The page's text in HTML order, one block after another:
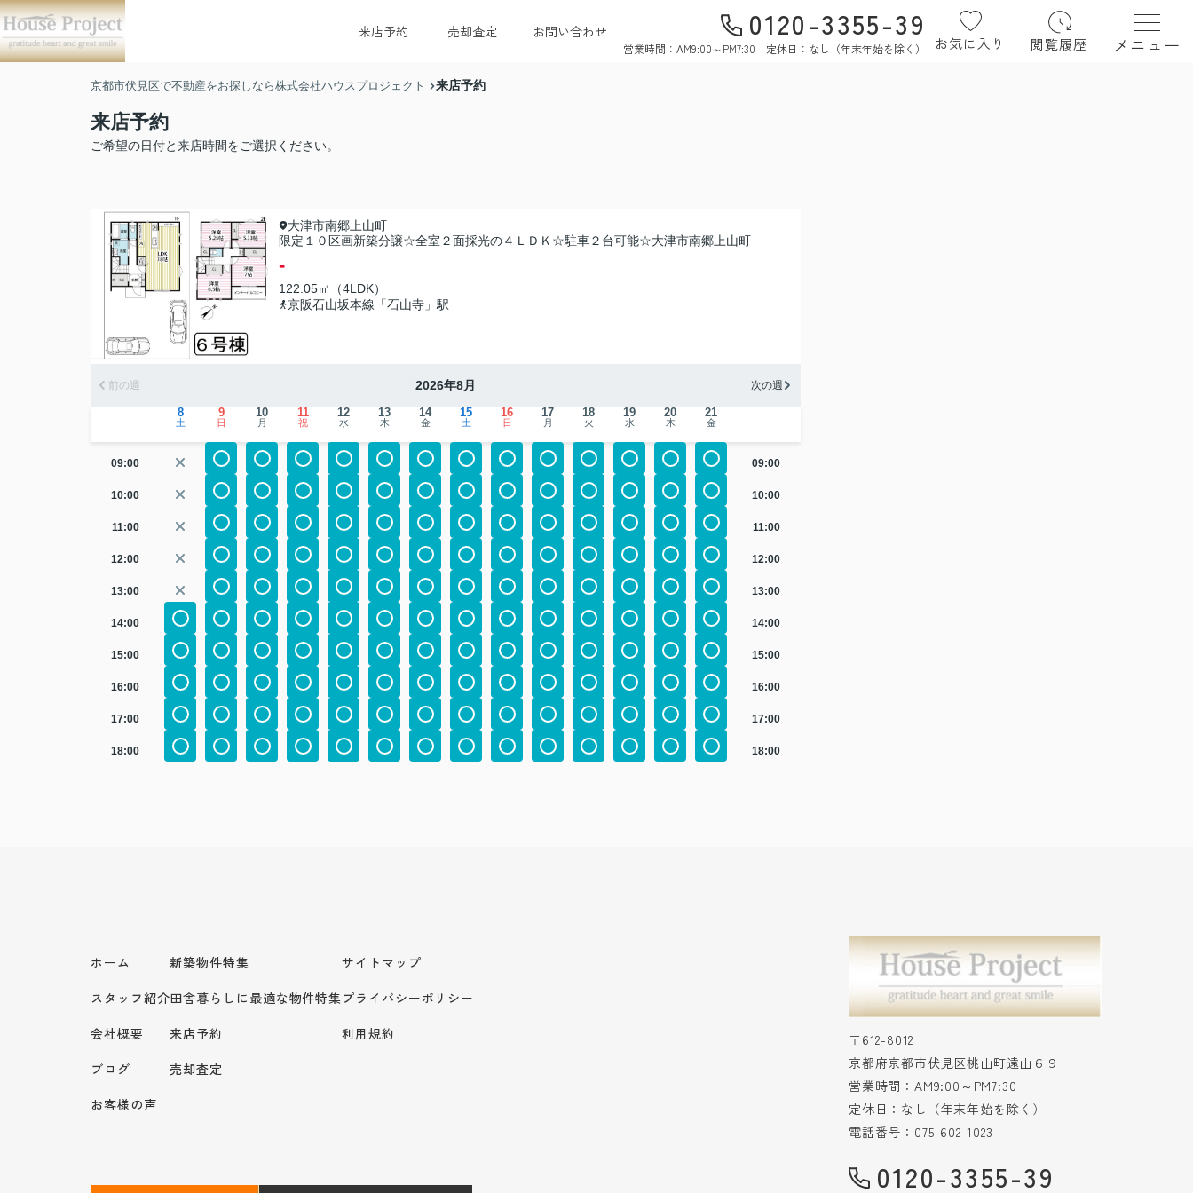
来店予約 売却査定 お問い合わせ 0120-3355-39
営業時間：AM9:00～PM7:30 定休日：なし（年末年始を除く） お気に入り 閲覧履歴 メニュー
京都市伏見区で不動産をお探しなら株式会社ハウスプロジェクト 来店予約
来店予約
ご希望の日付と来店時間をご選択ください。
大津市南郷上山町
限定１０区画新築分譲☆全室２面採光の４ＬＤＫ☆駐車２台可能☆大津市南郷上山町
-
122.05㎡（4LDK）
京阪石山坂本線「石山寺」駅
前の週 2026年8月 次の週
8
土
9
日
10
月
11
祝
12
水
13
木
14
金
15
土
16
日
17
月
18
火
19
水
20
木
21
金
09:00 09:00
10:00 10:00
11:00 11:00
12:00 12:00
13:00 13:00
14:00 14:00
15:00 15:00
16:00 16:00
17:00 17:00
18:00 18:00
ホーム
スタッフ紹介
会社概要
ブログ
お客様の声
新築物件特集
田舎暮らしに最適な物件特集
来店予約
売却査定
サイトマップ
プライバシーポリシー
利用規約
〒612-8012
京都府京都市伏見区桃山町遠山６９
営業時間：AM9:00～PM7:30
定休日：なし（年末年始を除く）
電話番号：075-602-1023
0120-3355-39